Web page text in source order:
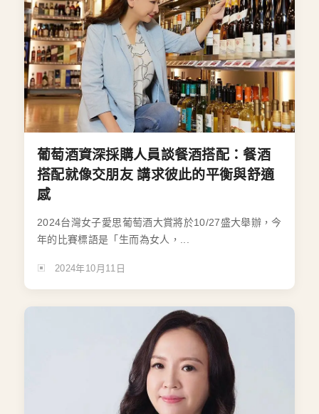
葡萄酒資深採購人員談餐酒搭配：餐酒
搭配就像交朋友 講求彼此的平衡與舒適
感
2024台灣女子愛思葡萄酒大賞將於10/27盛大舉辦，今
年的比賽標語是「生而為女人，...
2024年10月11日